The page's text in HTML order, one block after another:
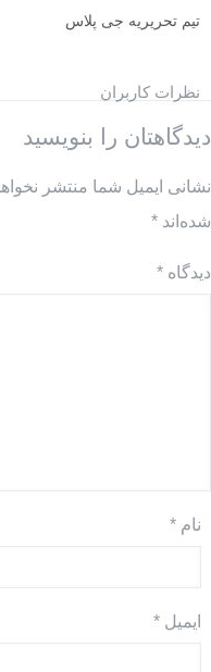
تیم تحریریه جی پلاس
نظرات کاربران
دیدگاهتان را بنویسید
نشانی ایمیل شما منتشر
شده‌اند *
دیدگاه *
نام *
ایمیل *